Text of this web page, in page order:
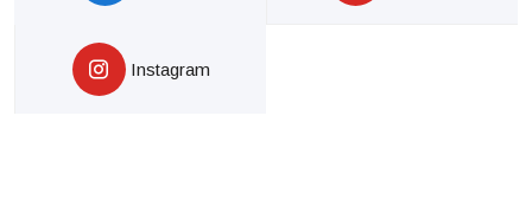
Instagram